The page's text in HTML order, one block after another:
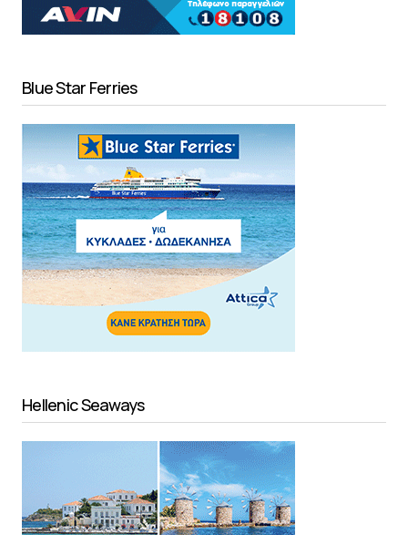
Blue Star Ferries
Hellenic Seaways